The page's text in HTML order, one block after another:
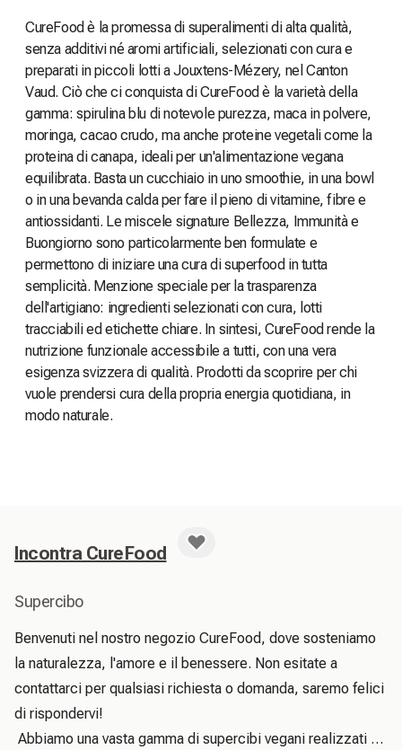
CureFood è la promessa di superalimenti di alta qualità,
senza additivi né aromi artificiali, selezionati con cura e
preparati in piccoli lotti a Jouxtens-Mézery, nel Canton
Vaud. Ciò che ci conquista di CureFood è la varietà della
gamma: spirulina blu di notevole purezza, maca in polvere,
moringa, cacao crudo, ma anche proteine vegetali come la
proteina di canapa, ideali per un'alimentazione vegana
equilibrata. Basta un cucchiaio in uno smoothie, in una bowl
o in una bevanda calda per fare il pieno di vitamine, fibre e
antiossidanti. Le miscele signature Bellezza, Immunità e
Buongiorno sono particolarmente ben formulate e
permettono di iniziare una cura di superfood in tutta
semplicità. Menzione speciale per la trasparenza
dell'artigiano: ingredienti selezionati con cura, lotti
tracciabili ed etichette chiare. In sintesi, CureFood rende la
nutrizione funzionale accessibile a tutti, con una vera
esigenza svizzera di qualità. Prodotti da scoprire per chi
vuole prendersi cura della propria energia quotidiana, in
modo naturale.
Incontra CureFood
Supercibo
Benvenuti nel nostro negozio CureFood, dove sosteniamo
la naturalezza, l'amore e il benessere. Non esitate a
contattarci per qualsiasi richiesta o domanda, saremo felici
di rispondervi!
Abbiamo una vasta gamma di supercibi vegani realizzati